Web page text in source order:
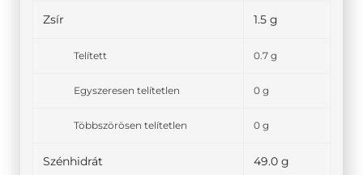
Zsír 1.5 g
Telített 0.7 g
Egyszeresen telítetlen 0 g
Többszörösen telítetlen 0 g
Szénhidrát 49.0 g